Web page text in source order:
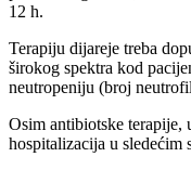
12 h.
Terapiju dijareje treba
širokog spektra kod
neutropeniju (broj
Osim antibiotske terapije,
hospitalizacija u sledećim